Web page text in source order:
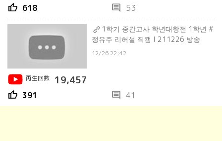
thumb_up 618 comment 53
1학기 중간고사 학년대항전 1학년 #
정유주 리허설 직캠 l 211226 방송
12/26 22:42
再生回数 19,457
thumb_up 391 comment 41